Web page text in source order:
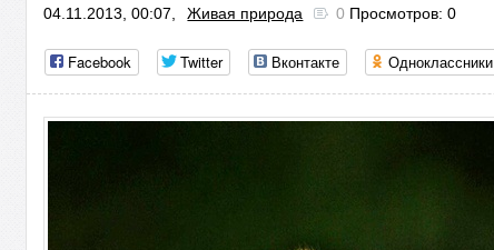
04.11.2013, 00:07, Живая природа 0 Просмотров: 0
Facebook Twitter Вконтакте Одноклассники